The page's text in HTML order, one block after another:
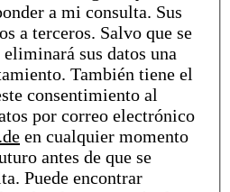
a mi consulta. Sus
a terceros. Salvo que se
sus datos una
También tiene el
consentimiento al
por correo electrónico
en cualquier momento
antes de que se
Puede encontrar